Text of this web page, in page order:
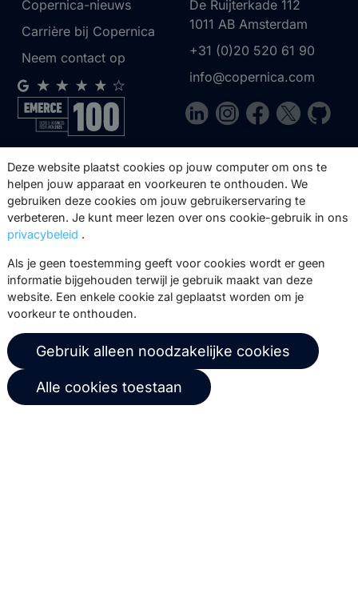
Copernica-nieuws
Carrière bij Copernica
Neem contact op
De Ruijterkade 112
1011 AB Amsterdam
+31 (0)20 520 61 90
info@copernica.com
Via onze nieuwsbrief blijf je op de
hoogte van onze product updates,
events, webinars, best practices en
whitepapers.
Abonneer
© 2026 Copernica B.V.
Algemene voorwaarden
Privacybeleid
Gebruikersovereenkomst
Deze website plaatst cookies op jouw computer om ons te
helpen jouw apparaat en voorkeuren te onthouden. We
gebruiken deze cookies om jouw gebruikerservaring te
verbeteren. Je kunt meer lezen over ons cookie-gebruik in ons
privacybeleid .
Als je geen toestemming geeft voor cookies wordt er geen
informatie bijgehouden terwijl je gebruik maakt van deze
website. Een enkele cookie zal geplaatst worden om je
voorkeur te onthouden.
Gebruik alleen noodzakelijke cookies
Alle cookies toestaan